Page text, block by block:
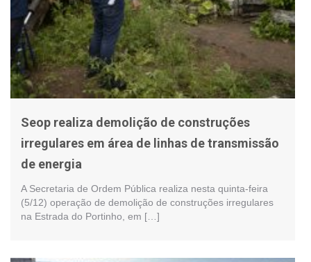
Seop realiza demolição de construções
irregulares em área de linhas de transmissão
de energia
A Secretaria de Ordem Pública realiza nesta quinta-feira
(5/12) operação de demolição de construções irregulares
na Estrada do Portinho, em […]